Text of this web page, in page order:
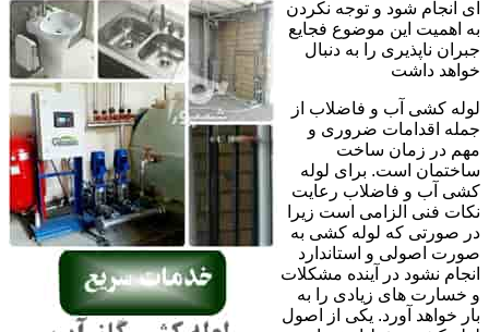
ای انجام شود و توجه نکردن
به اهمیت این موضوع فجایع
جبران ناپذیری را به دنبال
خواهد داشت
لوله کشی آب و فاضلاب از
جمله اقدامات ضروری و
مهم در زمان ساخت
ساختمان است. برای لوله
کشی آب و فاضلاب رعایت
نکات فنی الزامی است زیرا
در صورتی که لوله کشی به
صورت اصولی و استاندارد
انجام نشود در آینده مشکلات
و خسارت های زیادی را به
بار خواهد آورد. یکی از اصول